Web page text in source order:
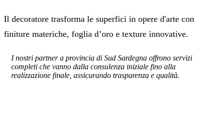
Il decoratore trasforma le superfici in opere d'arte con
finiture materiche, foglia d’oro e texture innovative.
I nostri partner a provincia di Sud Sardegna offrono servizi
completi che vanno dalla consulenza iniziale fino alla
realizzazione finale, assicurando trasparenza e qualità.